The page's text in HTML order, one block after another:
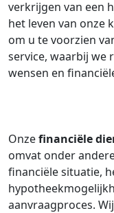
verkrijgen van een
het leven van onze
om u te voorzien
service, waarbij we
wensen en
Onzefinanciële
omvat onder
financiële situatie,
aanvraagproces.